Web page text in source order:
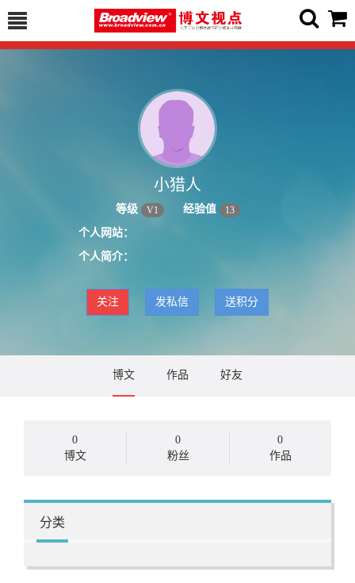
小猎人
等级 V1 经验值 13
个人网站：
个人简介：
关注 发私信 送积分
博文 作品 好友
0
博文
0
粉丝
0
作品
分类